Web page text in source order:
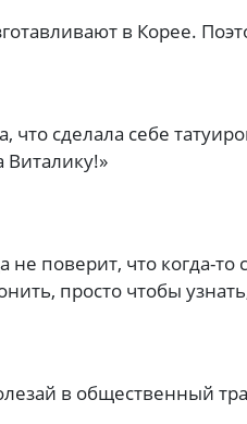
в Корее.
что сделала себе
Виталику!»
поверит, что когда-
просто чтобы
в общественный